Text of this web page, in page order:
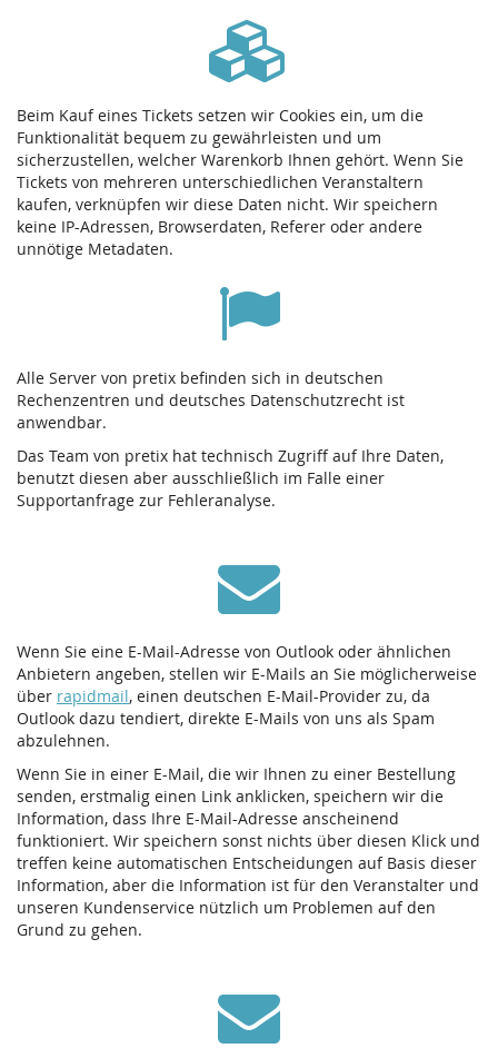
Beim Kauf eines Tickets setzen wir Cookies ein, um die
Funktionalität bequem zu gewährleisten und um
sicherzustellen, welcher Warenkorb Ihnen gehört. Wenn Sie
Tickets von mehreren unterschiedlichen Veranstaltern
kaufen, verknüpfen wir diese Daten nicht. Wir speichern
keine IP-Adressen, Browserdaten, Referer oder andere
unnötige Metadaten.
Alle Server von pretix befinden sich in deutschen
Rechenzentren und deutsches Datenschutzrecht ist
anwendbar.
Das Team von pretix hat technisch Zugriff auf Ihre Daten,
benutzt diesen aber ausschließlich im Falle einer
Supportanfrage zur Fehleranalyse.
Wenn Sie eine E-Mail-Adresse von Outlook oder ähnlichen
Anbietern angeben, stellen wir E-Mails an Sie möglicherweise
über rapidmail, einen deutschen E-Mail-Provider zu, da
Outlook dazu tendiert, direkte E-Mails von uns als Spam
abzulehnen.
Wenn Sie in einer E-Mail, die wir Ihnen zu einer Bestellung
senden, erstmalig einen Link anklicken, speichern wir die
Information, dass Ihre E-Mail-Adresse anscheinend
funktioniert. Wir speichern sonst nichts über diesen Klick und
treffen keine automatischen Entscheidungen auf Basis dieser
Information, aber die Information ist für den Veranstalter und
unseren Kundenservice nützlich um Problemen auf den
Grund zu gehen.